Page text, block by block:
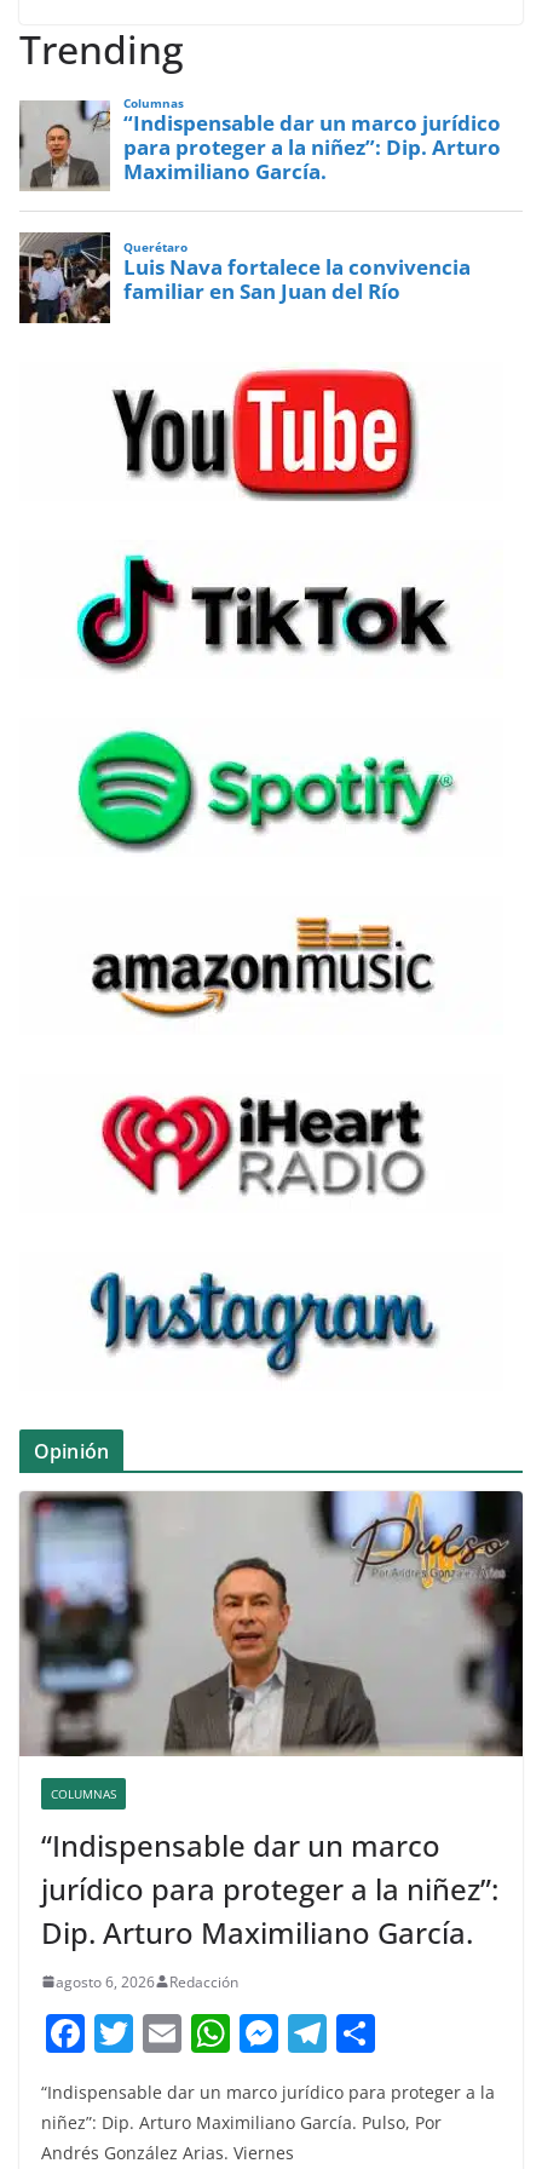
Trending
Opinión
COLUMNAS
“Indispensable dar un marco
jurídico para proteger a la niñez”:
Dip. Arturo Maximiliano García.
agosto 6, 2026 Redacción
F
c
e
T
w
itt
er
E
ai
l
W
at
s
M
e
ss
e
T
e m
“Indispensable dar un marco jurídico para proteger a la
niñez”: Dip. Arturo Maximiliano García. Pulso, Por
Andrés González Arias. Viernes